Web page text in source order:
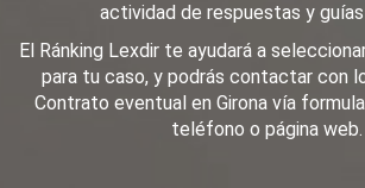
actividad de respuestas y
El Ránking Lexdir te ayudará a
para tu caso, y podrás contactar con
Contrato eventual en Girona vía
teléfono o página web.